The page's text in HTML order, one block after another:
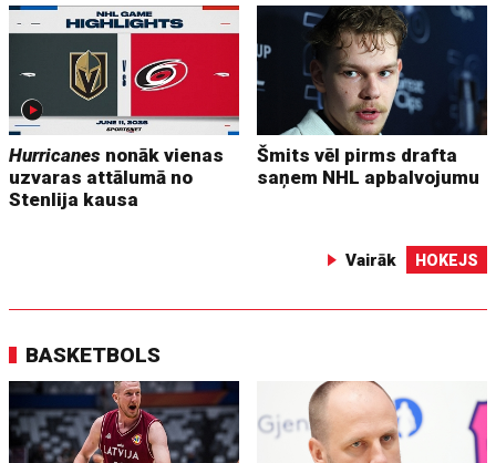
Hurricanes nonāk vienas
uzvaras attālumā no
Stenlija kausa
Šmits vēl pirms drafta
saņem NHL apbalvojumu
Vairāk HOKEJS
BASKETBOLS